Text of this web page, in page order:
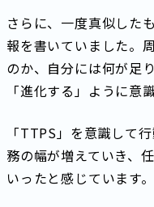
さらに、一度真似した
報を書いていました。
のか、自分には何が足
「進化する」ように意
「TTPS」を意識して
務の幅が増えていき、
いったと感じています。